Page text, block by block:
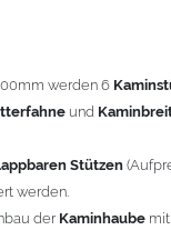
klicken!werden 6
und
Stützen
werden.
der Kaminhaube